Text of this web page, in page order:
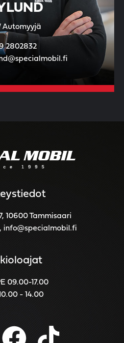
Automyyjä
2802832
10600 Tammisaari
info@specialmobil.fi
09.00-17.00
- 14.00